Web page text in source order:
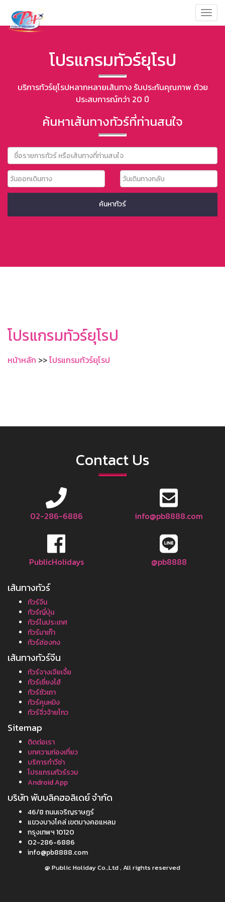
โปรแกรมทัวร์ยุโรป
บริการทัวร์ยุโรปหลากหลายเส้นทาง รับประกันคุณภาพ ด้วย
ประสบการณ์กว่า 20 ปี
ค้นหาเส้นทางทัวร์ที่ท่านสนใจ
โปรแกรมทัวร์ยุโรป
หน้าหลัก >>โปรแกรมทัวร์ยุโรป
Contact Us
02-286-6886 info@pb8888.com
PublicHolidays @pb8888
เส้นทางทัวร์
ทัวร์จีน
ทัวร์ญี่ปุ่น
ทัวร์ในประเทศ
ทัวร์มาเก๊า
ทัวร์ฮ่องกง
เส้นทางทัวร์จีน
ทัวร์จางเจียเจี้ย
ทัวร์เซี่ยงไฮ้
ทัวร์ซัวเถา
ทัวร์คุนหมิง
ทัวร์จิ่วจ้ายโกว
Sitemap
ติดต่อเรา
บทความท่องเที่ยว
บริการทำวีซ่า
โปรแกรมทัวร์รวม
Android App
บริษัท พับบลิคฮอลิเดย์ จำกัด
46/8 ถนนเจริญราษฎร์
แขวงบางโคล่ เขตบางคอแหลม
กรุงเทพฯ 10120
02-286-6886
info@pb8888.com
@ Public Holiday Co.,Ltd , All rights reserved